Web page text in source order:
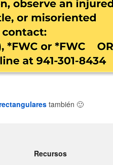
también 🙂
Recursos